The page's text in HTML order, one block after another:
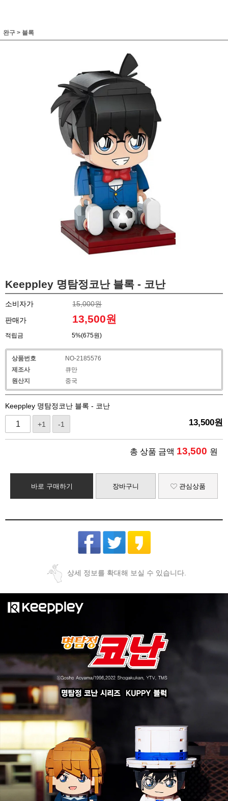
완구 > 블록
Keeppley 명탐정코난 블록 - 코난
소비자가
15,000원
판매가
13,500원
적립금 5%(675원)
상품번호
NO-2185576
제조사
큐만
원산지
중국
Keeppley 명탐정코난 블록 - 코난
+1 -1 13,500원
총 상품 금액 13,500 원
바로 구매하기 장바구니 관심상품
상세 정보를 확대해 보실 수 있습니다.